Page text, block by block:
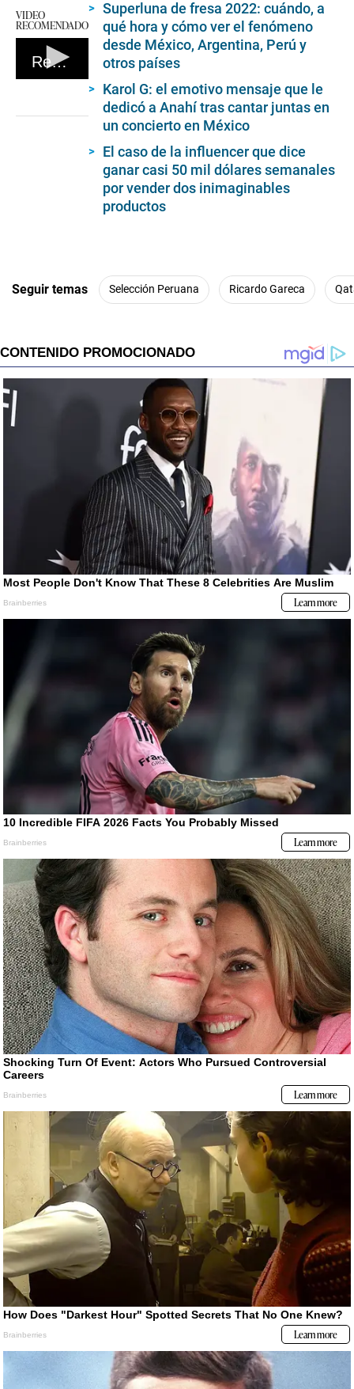
VIDEO
RECOMENDADO
Redmayne
Superluna de fresa 2022: cuándo, a
qué hora y cómo ver el fenómeno
desde México, Argentina, Perú y
otros países
Karol G: el emotivo mensaje que le
dedicó a Anahí tras cantar juntas en
un concierto en México
El caso de la influencer que dice
ganar casi 50 mil dólares semanales
por vender dos inimaginables
productos
Seguir temas Selección Peruana Ricardo Gareca